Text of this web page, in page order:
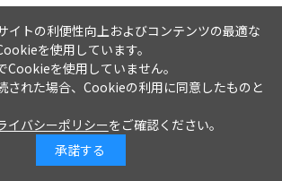
イトの利便性向上およびコンテンツの最適な
を使用しています。
Cookieを使用していません。
された場合、Cookieの利用に同意したものと
イバシーポリシーをご確認ください。
承諾する